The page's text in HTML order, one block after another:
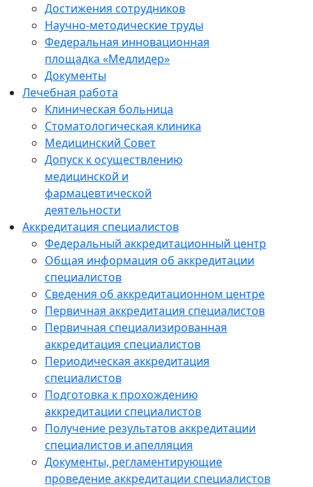
Достижения сотрудников
Научно-методические труды
Федеральная инновационная
площадка «Медлидер»
Документы
Лечебная работа
Клиническая больница
Стоматологическая клиника
Медицинский Совет
Допуск к осуществлению
медицинской и
фармацевтической
деятельности
Аккредитация специалистов
Федеральный аккредитационный центр
Общая информация об аккредитации
специалистов
Сведения об аккредитационном центре
Первичная аккредитация специалистов
Первичная специализированная
аккредитация специалистов
Периодическая аккредитация
специалистов
Подготовка к прохождению
аккредитации специалистов
Получение результатов аккредитации
специалистов и апелляция
Документы, регламентирующие
проведение аккредитации специалистов